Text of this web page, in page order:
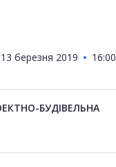
13 березня 2019 16:00
БУДІВЕЛЬНА